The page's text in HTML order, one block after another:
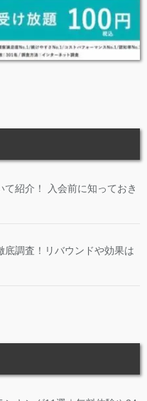
紹介！ 入会前に知っておき
底調査！リバウンドや効果は